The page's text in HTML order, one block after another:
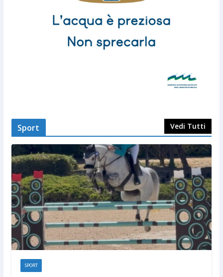
Sport Vedi Tutti
SPORT